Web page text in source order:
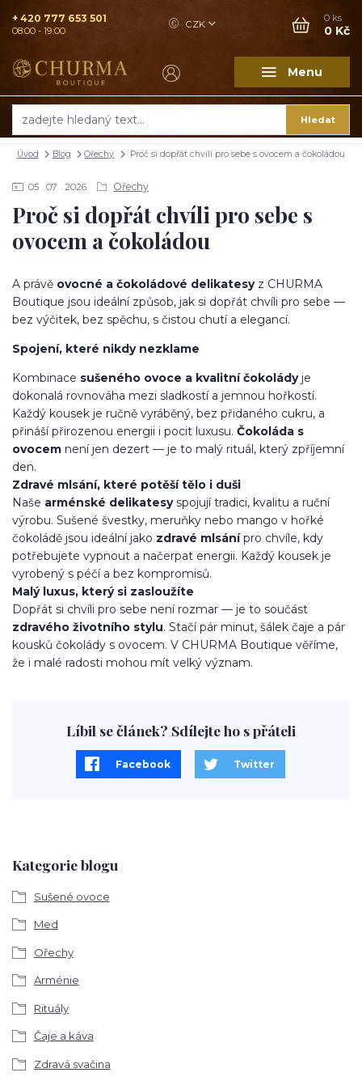
Menu
CZK
Hledat
+ 420 777 653 501
08:00 - 19:00
0 ks
0 Kč
Úvod Blog Ořechy Proč si dopřát chvíli pro sebe s ovocem a čokoládou
Kategorie blogu
Sušené ovoce
Med
Ořechy
Arménie
Rituály
Čaje a káva
Zdravá svačina
05 07 2026 Ořechy
Proč si dopřát chvíli pro sebe s
ovocem a čokoládou
A právě ovocné a čokoládové delikatesyz CHURMA
Boutique jsou ideální způsob, jak si dopřát chvíli pro sebe —
bez výčitek, bez spěchu, s čistou chutí a elegancí.
Spojení, které nikdy nezklame
Kombinace sušeného ovoce a kvalitní čokoládyje
dokonalá rovnováha mezi sladkostí a jemnou hořkostí.
Každý kousek je ručně vyráběný, bez přidaného cukru, a
přináší přirozenou energii i pocit luxusu. Čokoláda s
ovocem není jen dezert — je to malý rituál, který zpříjemní
den.
Zdravé mlsání, které potěší tělo i duši
Naše arménské delikatesyspojují tradici, kvalitu a ruční
výrobu. Sušené švestky, meruňky nebo mango v hořké
čokoládě jsou ideální jako zdravé mlsánípro chvíle, kdy
potřebujete vypnout a načerpat energii. Každý kousek je
vyrobený s péčí a bez kompromisů.
Malý luxus, který si zasloužíte
Dopřát si chvíli pro sebe není rozmar — je to součást
zdravého životního stylu. Stačí pár minut, šálek čaje a pár
kousků čokolády s ovocem. V CHURMA Boutique věříme,
že i malé radosti mohou mít velký význam.
Líbil se článek? Sdílejte ho s přáteli
Facebook Twitter